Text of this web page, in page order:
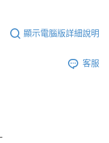
顯示電腦版詳細說明
客服